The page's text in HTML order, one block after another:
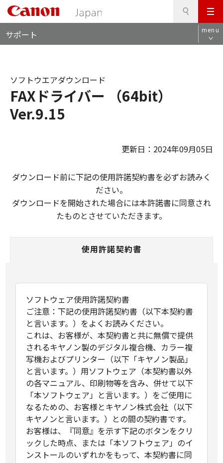
メ
ニ
ュ
サポート menu
FAXドライバー （64bit）
Ver.9.15
ソフトウエアダウンロード
更新日：2024年09月05日
ダウンロード前に下記の使用許諾契約書を必ずお読みく
ださい。
ダウンロードを開始された場合には本許諾書に同意され
たものとさせていただきます。
使用許諾契約書
ソフトウェア使用許諾契約書
ご注意：下記の使用許諾契約書（以下本契約書
と言います。）をよくお読みください。
これは、お客様が、本契約書と共に無償で提供
されるキヤノン製のデジタル複合機、カラー複
写機およびプリンター（以下「キヤノン製品」
と言います。）用ソフトウェア（本契約書以外
の各マニュアル、印刷物等を含み、併せて以下
「本ソフトウェア」と言います。）をご使用に
なるための、お客様とキヤノン株式会社（以下
キヤノンと言います。）との間の契約書です。
お客様は、『同意』を示す下記のボタンをクリ
ックした時点、または「本ソフトウェア」のイ
ンストールのいずれかをもって、本契約書に同